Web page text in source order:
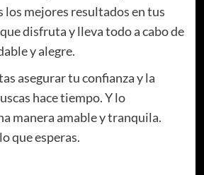
los mejores resultados en tus
disfruta y lleva todo a cabo de
y alegre.
asegurar tu confianza y la
hace tiempo. Y lo
manera amable y tranquila.
que esperas.